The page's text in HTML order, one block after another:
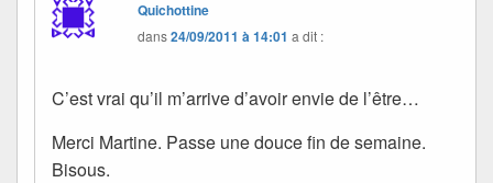
Quichottine
dans24/09/2011 à 14:01 a dit :
C’est vrai qu’il m’arrive d’avoir envie de l’être…
Merci Martine. Passe une douce fin de semaine.
Bisous.